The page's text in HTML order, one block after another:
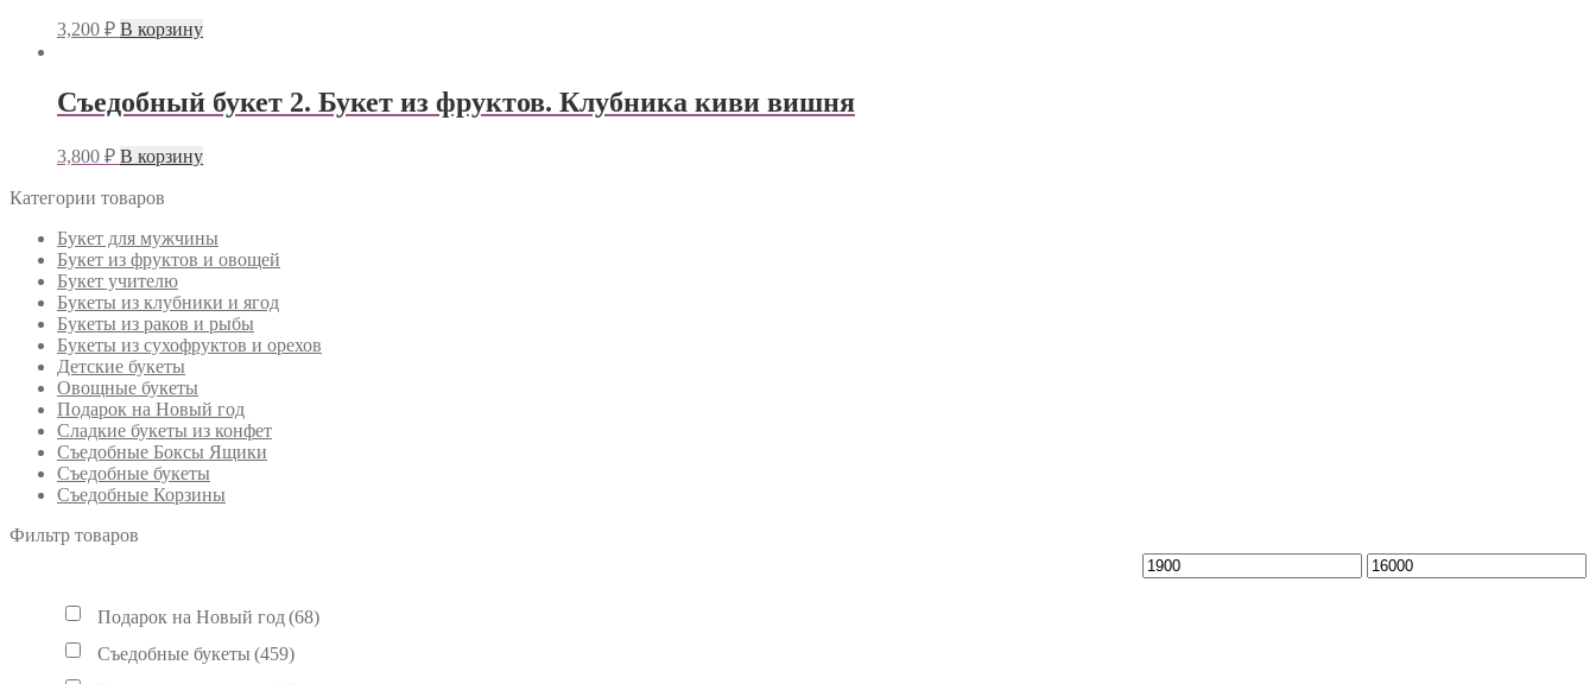
3,200 ₽ В корзину
Съедобный букет 2. Букет из фруктов. Клубника киви вишня
3,800 ₽ В корзину
Категории товаров
Букет для мужчины
Букет из фруктов и овощей
Букет учителю
Букеты из клубники и ягод
Букеты из раков и рыбы
Букеты из сухофруктов и орехов
Детские букеты
Овощные букеты
Подарок на Новый год
Сладкие букеты из конфет
Съедобные Боксы Ящики
Съедобные букеты
Съедобные Корзины
Фильтр товаров
Подарок на Новый год(68)
Съедобные букеты (459)